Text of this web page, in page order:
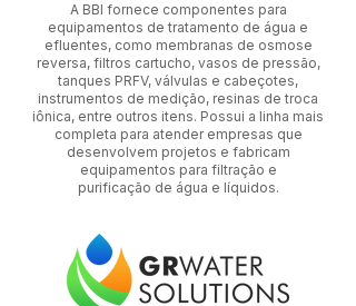
A BBI fornece componentes para
equipamentos de tratamento de água e
efluentes, como membranas de osmose
reversa, filtros cartucho, vasos de pressão,
tanques PRFV, válvulas e cabeçotes,
instrumentos de medição, resinas de troca
iônica, entre outros itens. Possui a linha mais
completa para atender empresas que
desenvolvem projetos e fabricam
equipamentos para filtração e
purificação de água e líquidos.